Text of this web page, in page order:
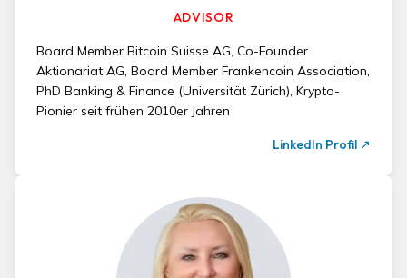
ADVISOR
Board Member Bitcoin Suisse AG, Co-Founder
Aktionariat AG, Board Member Frankencoin Association,
PhD Banking & Finance (Universität Zürich), Krypto-
Pionier seit frühen 2010er Jahren
LinkedIn Profil ↗